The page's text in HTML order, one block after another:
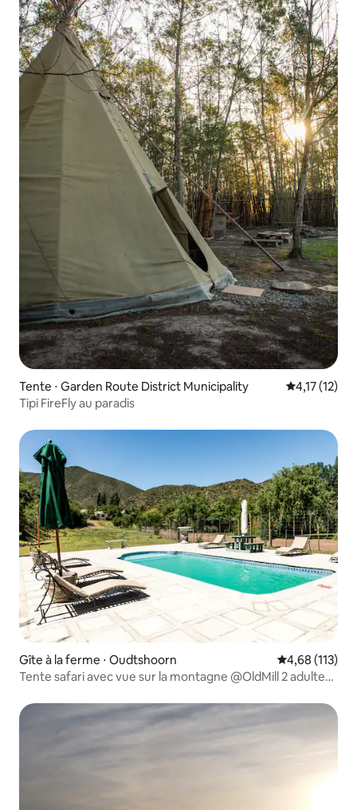
Tente ⋅ Garden Route District Municipality Évaluation
4,17 (12)
Tipi FireFly au paradis
Gîte à la ferme ⋅ Oudtshoorn Évaluation
4,68 (113)
Tente safari avec vue sur la montagne @OldMill 2 adultes